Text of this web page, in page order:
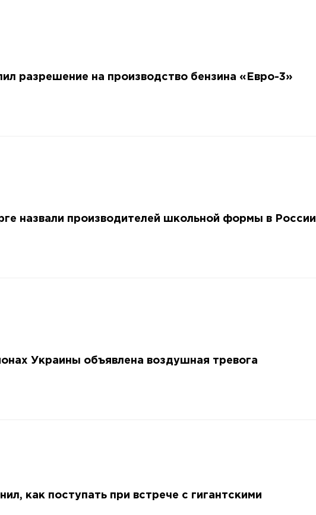
разрешение на производство бензина «Евро-3»
назвали производителей школьной формы в России
Украины объявлена воздушная тревога
как поступать при встрече с гигантскими